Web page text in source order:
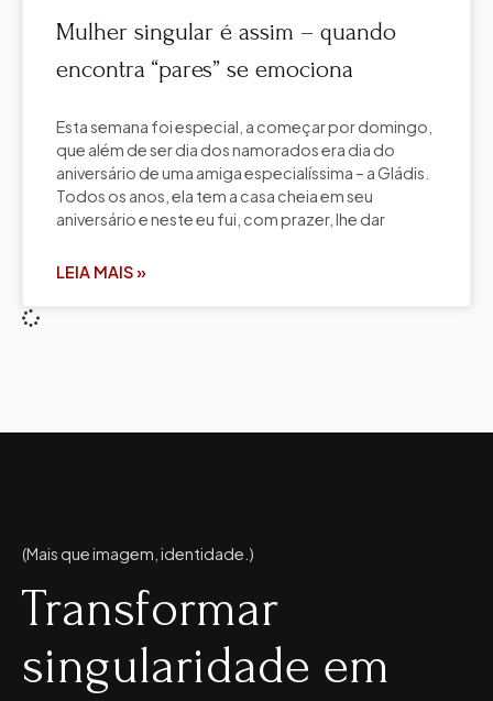
Mulher singular é assim – quando
encontra “pares” se emociona
Esta semana foi especial, a começar por domingo,
que além de ser dia dos namorados era dia do
aniversário de uma amiga especialíssima – a Gládis.
Todos os anos, ela tem a casa cheia em seu
aniversário e neste eu fui, com prazer, lhe dar
LEIA MAIS »
(Mais que imagem, identidade.)
Transformar
singularidade em